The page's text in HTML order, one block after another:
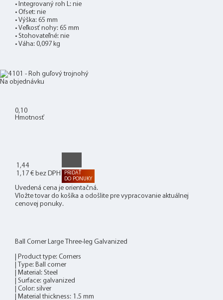
• Integrovaný roh L: nie
• Ofset: nie
• Výška: 65 mm
• Veľkosť nohy: 65 mm
• Stohovateľné: nie
• Váha: 0,097 kg
Na objednávku
0,10
Hmotnosť
1 ,44
1,17 € bez DPH
PRIDAŤ
DO PONUKY
Uvedená cena je orientačná.
Vložte tovar do košíka a odošlite pre vypracovanie aktuálnej
cenovej ponuky.
Ball Corner Large Three-leg Galvanized
| Product type: Corners
| Type: Ball corner
| Material: Steel
| Surface: galvanized
| Color: silver
| Material thickness: 1.5 mm